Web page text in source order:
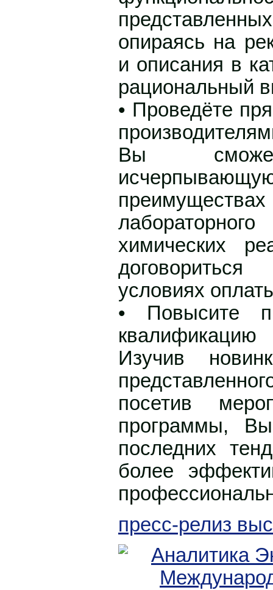
опираясь на
и описания в
рациональный
• Проведёте
Вы
химических
условиях
• Повысите
квалификацию
Изучив
посетив
программы,
последних
более
пресс-релиз